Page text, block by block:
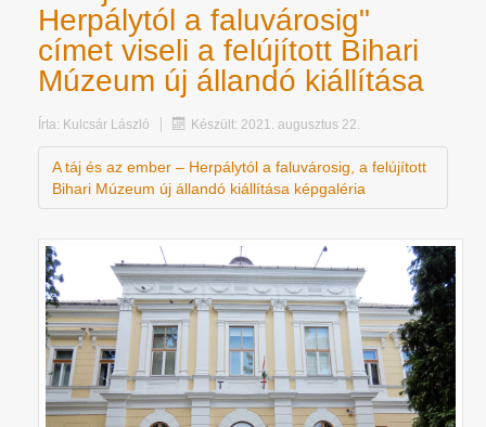
Herpálytól a faluvárosig"
címet viseli a felújított Bihari
Múzeum új állandó kiállítása
Írta: Kulcsár László Készült: 2021. augusztus 22.
A táj és az ember – Herpálytól a faluvárosig, a felújított
Bihari Múzeum új állandó kiállítása képgaléria